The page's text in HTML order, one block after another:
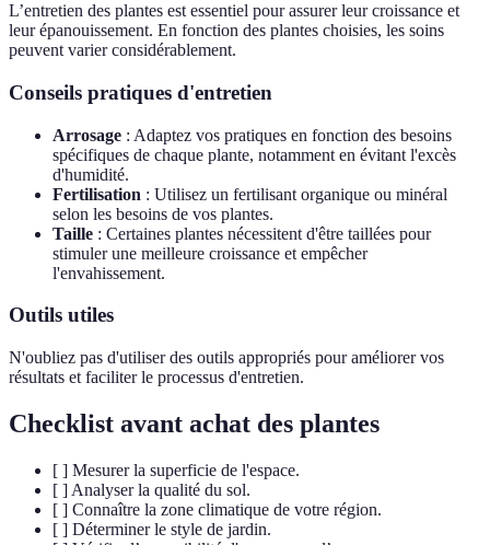
L’entretien des plantes est essentiel pour assurer leur croissance et
leur épanouissement. En fonction des plantes choisies, les soins
peuvent varier considérablement.
Conseils pratiques d'entretien
Arrosage : Adaptez vos pratiques en fonction des besoins
spécifiques de chaque plante, notamment en évitant l'excès
d'humidité.
Fertilisation : Utilisez un fertilisant organique ou minéral
selon les besoins de vos plantes.
Taille : Certaines plantes nécessitent d'être taillées pour
stimuler une meilleure croissance et empêcher
l'envahissement.
Outils utiles
N'oubliez pas d'utiliser des outils appropriés pour améliorer vos
résultats et faciliter le processus d'entretien.
Checklist avant achat des plantes
[ ] Mesurer la superficie de l'espace.
[ ] Analyser la qualité du sol.
[ ] Connaître la zone climatique de votre région.
[ ] Déterminer le style de jardin.